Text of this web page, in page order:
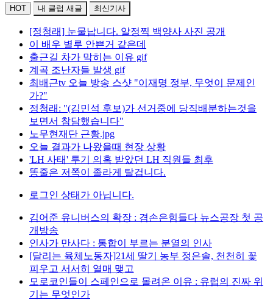
HOT 내 클럽 새글 최신기사
[정청래] 눈물납니다. 알정찍 백양사 사진 공개
이 배우 별루 안쁜거 같은데
출근길 차가 막히는 이유 gif
계곡 조난자들 발생 gif
최배근tv 오늘 방송 스샷 "이재명 정부, 무엇이 문제인
가?"
정청래: "(김민석 후보)가 선거중에 당직배분하는것을
보면서 참담했습니다"
노무현재단 근황.jpg
오늘 결과가 나왔을때 현장 상황
'LH 사태' 투기 의혹 받았던 LH 직원들 최후
똥줄은 저쪽이 졸라게 탈겁니다.
로그인 상태가 아닙니다.
김어준 유니버스의 확장 : 겸손은힘들다 뉴스공장 첫 공
개방송
인사가 만사다 : 통합이 부르는 분열의 인사
[달리는 육체노동자]21세 딸기 농부 정은솔, 천천히 꽃
피우고 서서히 열매 맺고
모로코인들이 스페인으로 몰려온 이유 : 유럽의 진짜 위
기는 무엇인가